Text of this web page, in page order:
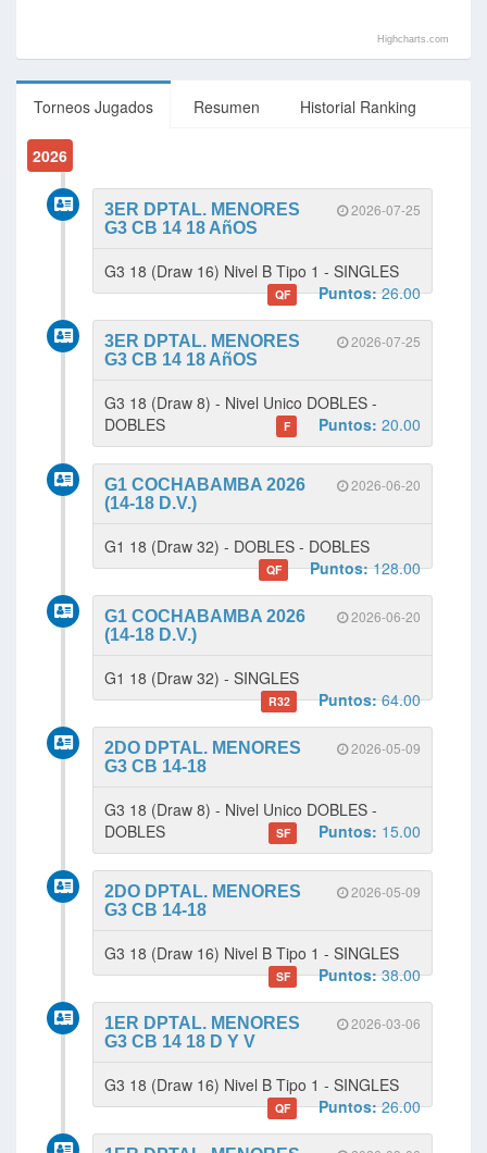
Highcharts.com
Torneos Jugados Resumen Historial Ranking
2026
2026-07-25
3ER DPTAL. MENORES
G3 CB 14 18 AñOS
G3 18 (Draw 16) Nivel B Tipo 1 - SINGLES
QF Puntos:26.00
2026-07-25
3ER DPTAL. MENORES
G3 CB 14 18 AñOS
G3 18 (Draw 8) - Nivel Unico DOBLES -
DOBLES
F Puntos: 20.00
2026-06-20
G1 COCHABAMBA 2026
(14-18 D.V.)
G1 18 (Draw 32) - DOBLES - DOBLES
QF Puntos:128.00
2026-06-20
G1 COCHABAMBA 2026
(14-18 D.V.)
G1 18 (Draw 32) - SINGLES
R32 Puntos:64.00
2026-05-09
2DO DPTAL. MENORES
G3 CB 14-18
G3 18 (Draw 8) - Nivel Unico DOBLES -
DOBLES
SF Puntos: 15.00
2026-05-09
2DO DPTAL. MENORES
G3 CB 14-18
G3 18 (Draw 16) Nivel B Tipo 1 - SINGLES
SF Puntos:38.00
2026-03-06
1ER DPTAL. MENORES
G3 CB 14 18 D Y V
G3 18 (Draw 16) Nivel B Tipo 1 - SINGLES
QF Puntos:26.00